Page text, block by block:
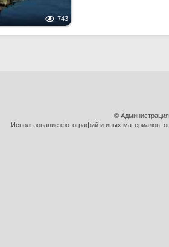
743
©
Использование фотографий и иных материалов,